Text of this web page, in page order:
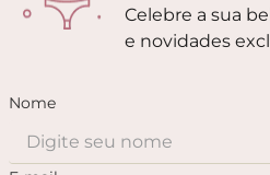
Celebre a sua
e novidades
Nome